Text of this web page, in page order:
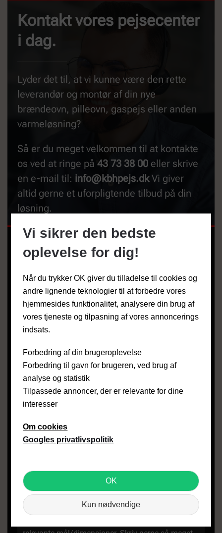
Kontakt vores pejsecenter
i dag.
Lyder det til, at vi kunne være den rette
leverandør og montør af din nye
brændeovn, pilleovn, gaspejs eller anden
varmeløsning?
Så er du meget velkommen til at kontakte
os ved at ringe på 43 73 38 00 eller skrive
en e-mail til: info@kbhpejs.dkVi giver
altid gerne et uforpligtende tilbud på din
løsning.
TELEFON
EMAIL*
ADRESSE *
POSTNUMMER & BY*
UPLOAD BILLEDE(R)
Den samlede størrelse på billeder må ikke
overstige 5 mb.
Vi sikrer den bedste
oplevelse for dig!
Når du trykker OK giver du tilladelse til cookies og
andre lignende teknologier til at forbedre vores
hjemmesides funktionalitet, analysere din brug af
vores tjeneste og tilpasning af vores annoncerings
indsats.
Forbedring af din brugeroplevelse
Forbedring til gavn for brugeren, ved brug af
analyse og statistik
Tilpassede annoncer, der er relevante for dine
interesser
Om cookies
Googles privatlivspolitik
OK
Kun nødvendige